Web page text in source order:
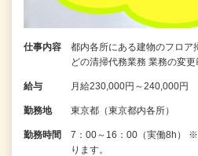
仕事内容
都内各所にある建物のフロア
どの清掃代務業務 業務の変
給与 月給230,000円～240,000円
勤務地 東京都（東京都内各所）
勤務時間
7：00～16：00（実働8h）
ります。